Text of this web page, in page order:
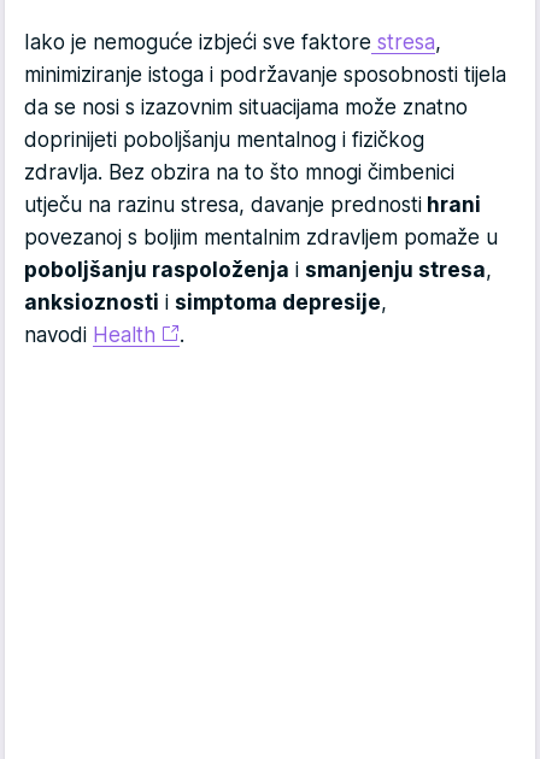
Iako je nemoguće izbjeći sve faktore stresa,
minimiziranje istoga i podržavanje sposobnosti tijela
da se nosi s izazovnim situacijama može znatno
doprinijeti poboljšanju mentalnog i fizičkog
zdravlja. Bez obzira na to što mnogi čimbenici
utječu na razinu stresa, davanje prednosti hrani
povezanoj s boljim mentalnim zdravljem pomaže u
poboljšanju raspoloženja i smanjenju stresa,
anksioznosti i simptoma depresije,
navodi Health .